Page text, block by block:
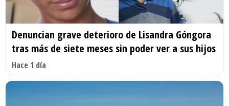
Denuncian grave deterioro de Lisandra Góngora
tras más de siete meses sin poder ver a sus hijos
Hace 1 día